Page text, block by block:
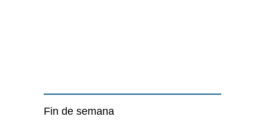
Fin de semana